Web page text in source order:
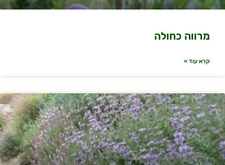
מרווה כחולה
קרא עוד »